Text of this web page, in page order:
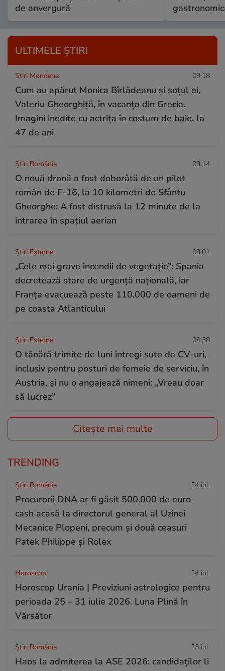
de anvergură
ULTIMELE ȘTIRI
Stiri Mondene 09:18
Cum au apărut Monica Bîrlădeanu și soțul ei,
Valeriu Gheorghiță, în vacanța din Grecia.
Imagini inedite cu actrița în costum de baie, la
47 de ani
Știri România 09:14
O nouă dronă a fost doborâtă de un pilot
român de F-16, la 10 kilometri de Sfântu
Gheorghe: A fost distrusă la 12 minute de la
intrarea în spațiul aerian
Știri Externe 09:01
„Cele mai grave incendii de vegetație”: Spania
decretează stare de urgență națională, iar
Franța evacuează peste 110.000 de oameni de
pe coasta Atlanticului
Știri Externe 08:38
O tânără trimite de luni întregi sute de CV-uri,
inclusiv pentru posturi de femeie de serviciu, în
Austria, și nu o angajează nimeni: „Vreau doar
să lucrez”
Citește mai multe
TRENDING
Știri România 24 iul.
Procurorii DNA ar fi găsit 500.000 de euro
cash acasă la directorul general al Uzinei
Mecanice Plopeni, precum și două ceasuri
Patek Philippe și Rolex
Horoscop 24 iul.
Horoscop Urania | Previziuni astrologice pentru
perioada 25 – 31 iulie 2026. Luna Plină în
Vărsător
Știri România 23 iul.
Haos la admiterea la ASE 2026: candidaților li